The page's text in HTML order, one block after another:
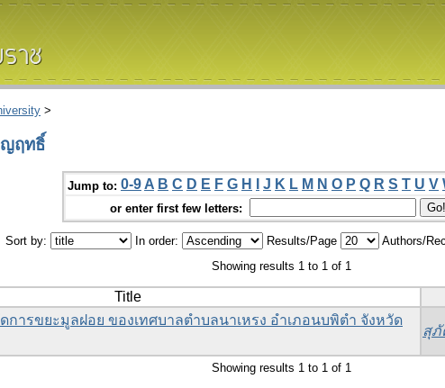
>
ฤทธิ์
Jump to: 0-9 A B C D E F G H J K L M N O P Q R S T U V
or enter first few letters:
Sort by: In order: Results/Page
Authors/
Showing results 1 to 1 of 1
Title
การขยะมูลฝอย ของเทศบาลตำบลนาเหรง อำเภอนบพิตำ จังหวัด
สุภั
Showing results 1 to 1 of 1